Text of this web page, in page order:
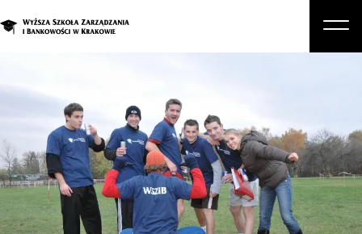
Studia podyplomowe i kursy
Kandydat
Student